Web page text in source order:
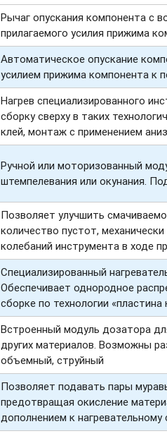
Рычаг опускания компонента с
прилагаемого усилия прижима
Автоматическое опускание
усилием прижима компонента к
Нагрев специализированного
сборку сверху в таких
клей, монтаж с применением
Ручной или моторизованный
штемпелевания или окунания.
Позволяет улучшить
количество пустот,
колебаний инструмента в ходе
Специализированный
Обеспечивает однородное
сборке по технологии «пластина
Встроенный модуль дозатора
других материалов. Возможны
объемный, струйный
Позволяет подавать пары
предотвращая окисление
дополнением к нагревательному